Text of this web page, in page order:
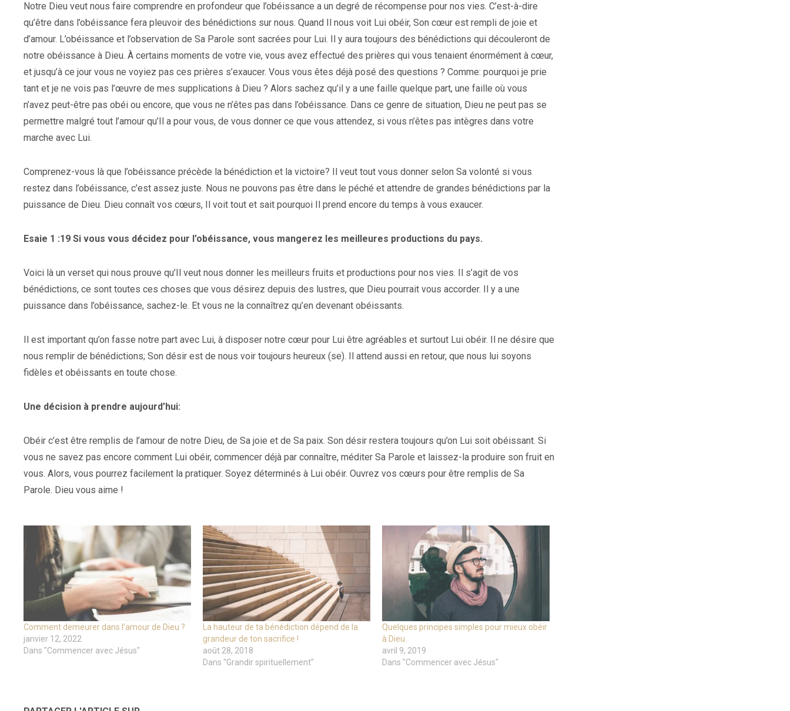
Notre Dieu veut nous faire comprendre en profondeur que l’obéissance a un degré de récompense pour nos vies. C’est-à-dire
qu’être dans l’obéissance fera pleuvoir des bénédictions sur nous. Quand Il nous voit Lui obéir, Son cœur est rempli de joie et
d’amour. L’obéissance et l’observation de Sa Parole sont sacrées pour Lui. Il y aura toujours des bénédictions qui découleront de
notre obéissance à Dieu. À certains moments de votre vie, vous avez effectué des prières qui vous tenaient énormément à cœur,
et jusqu’à ce jour vous ne voyiez pas ces prières s’exaucer. Vous vous êtes déjà posé des questions ? Comme: pourquoi je prie
tant et je ne vois pas l’œuvre de mes supplications à Dieu ? Alors sachez qu’il y a une faille quelque part, une faille où vous
n’avez peut-être pas obéi ou encore, que vous ne n’êtes pas dans l’obéissance. Dans ce genre de situation, Dieu ne peut pas se
permettre malgré tout l’amour qu’Il a pour vous, de vous donner ce que vous attendez, si vous n’êtes pas intègres dans votre
marche avec Lui.
Comprenez-vous là que l’obéissance précède la bénédiction et la victoire? Il veut tout vous donner selon Sa volonté si vous
restez dans l’obéissance, c’est assez juste. Nous ne pouvons pas être dans le péché et attendre de grandes bénédictions par la
puissance de Dieu. Dieu connaît vos cœurs, Il voit tout et sait pourquoi Il prend encore du temps à vous exaucer.
Esaie 1 :19 Si vous vous décidez pour l’obéissance, vous mangerez les meilleures productions du pays.
Voici là un verset qui nous prouve qu’Il veut nous donner les meilleurs fruits et productions pour nos vies. Il s’agit de vos
bénédictions, ce sont toutes ces choses que vous désirez depuis des lustres, que Dieu pourrait vous accorder. Il y a une
puissance dans l’obéissance, sachez-le. Et vous ne la connaîtrez qu’en devenant obéissants.
Il est important qu’on fasse notre part avec Lui, à disposer notre cœur pour Lui être agréables et surtout Lui obéir. Il ne désire que
nous remplir de bénédictions; Son désir est de nous voir toujours heureux (se). Il attend aussi en retour, que nous lui soyons
fidèles et obéissants en toute chose.
Une décision à prendre aujourd’hui:
Obéir c’est être remplis de l’amour de notre Dieu, de Sa joie et de Sa paix. Son désir restera toujours qu’on Lui soit obéissant. Si
vous ne savez pas encore comment Lui obéir, commencer déjà par connaître, méditer Sa Parole et laissez-la produire son fruit en
vous. Alors, vous pourrez facilement la pratiquer. Soyez déterminés à Lui obéir. Ouvrez vos cœurs pour être remplis de Sa
Parole. Dieu vous aime !
Comment demeurer dans l’amour de Dieu ?
janvier 12, 2022
Dans "Commencer avec Jésus"
La hauteur de ta bénédiction dépend de la
grandeur de ton sacrifice !
août 28, 2018
Dans "Grandir spirituellement"
Quelques principes simples pour mieux obéir
à Dieu.
avril 9, 2019
Dans "Commencer avec Jésus"